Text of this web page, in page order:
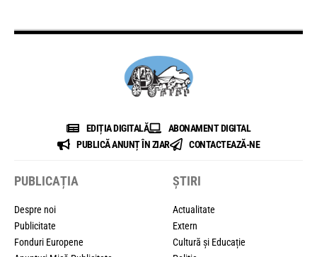
EDIȚIA DIGITALĂ
ABONAMENT DIGITAL
PUBLICĂ ANUNȚ ÎN ZIAR
CONTACTEAZĂ-NE
PUBLICAȚIA
Despre noi
Publicitate
Fonduri Europene
ȘTIRI
Actualitate
Extern
Cultură și Educație